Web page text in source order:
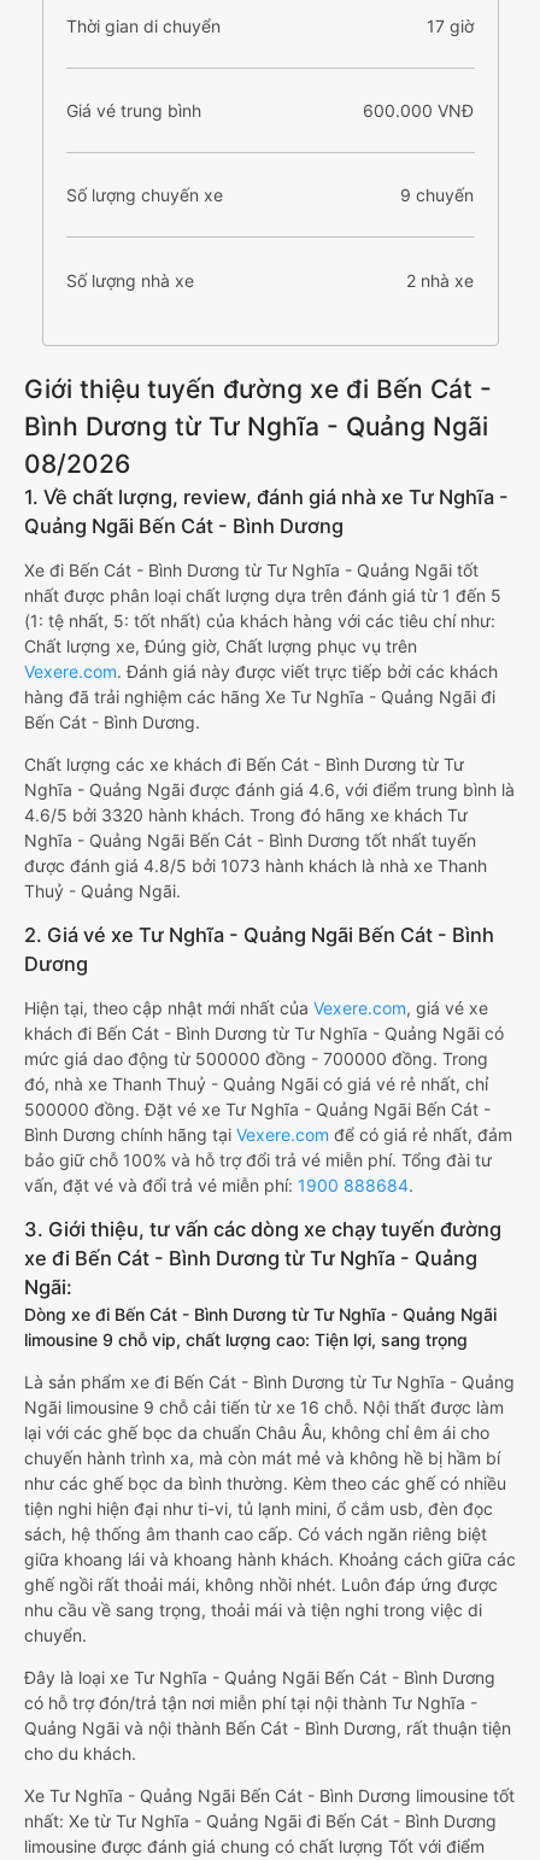
Thời gian di chuyển 17 giờ
Giá vé trung bình 600.000 VNĐ
Số lượng chuyến xe 9 chuyến
Số lượng nhà xe 2 nhà xe
Giới thiệu tuyến đường xe đi Bến Cát -
Bình Dương từ Tư Nghĩa - Quảng Ngãi
08/2026
1. Về chất lượng, review, đánh giá nhà xe Tư Nghĩa -
Quảng Ngãi Bến Cát - Bình Dương
Xe đi Bến Cát - Bình Dương từ Tư Nghĩa - Quảng Ngãi tốt
nhất được phân loại chất lượng dựa trên đánh giá từ 1 đến 5
(1: tệ nhất, 5: tốt nhất) của khách hàng với các tiêu chí như:
Chất lượng xe, Đúng giờ, Chất lượng phục vụ trên
Vexere.com. Đánh giá này được viết trực tiếp bởi các khách
hàng đã trải nghiệm các hãng Xe Tư Nghĩa - Quảng Ngãi đi
Bến Cát - Bình Dương.
Chất lượng các xe khách đi Bến Cát - Bình Dương từ Tư
Nghĩa - Quảng Ngãi được đánh giá 4.6, với điểm trung bình là
4.6/5 bởi 3320 hành khách. Trong đó hãng xe khách Tư
Nghĩa - Quảng Ngãi Bến Cát - Bình Dương tốt nhất tuyến
được đánh giá 4.8/5 bởi 1073 hành khách là nhà xe Thanh
Thuỷ - Quảng Ngãi.
2. Giá vé xe Tư Nghĩa - Quảng Ngãi Bến Cát - Bình
Dương
Hiện tại, theo cập nhật mới nhất của Vexere.com, giá vé xe
khách đi Bến Cát - Bình Dương từ Tư Nghĩa - Quảng Ngãi có
mức giá dao động từ 500000 đồng - 700000 đồng. Trong
đó, nhà xe Thanh Thuỷ - Quảng Ngãi có giá vé rẻ nhất, chỉ
500000 đồng. Đặt vé xe Tư Nghĩa - Quảng Ngãi Bến Cát -
Bình Dương chính hãng tại Vexere.com để có giá rẻ nhất, đảm
bảo giữ chỗ 100% và hỗ trợ đổi trả vé miễn phí. Tổng đài tư
vấn, đặt vé và đổi trả vé miễn phí: 1900 888684.
3. Giới thiệu, tư vấn các dòng xe chạy tuyến đường
xe đi Bến Cát - Bình Dương từ Tư Nghĩa - Quảng
Ngãi:
Dòng xe đi Bến Cát - Bình Dương từ Tư Nghĩa - Quảng Ngãi
limousine 9 chỗ vip, chất lượng cao: Tiện lợi, sang trọng
Là sản phẩm xe đi Bến Cát - Bình Dương từ Tư Nghĩa - Quảng
Ngãi limousine 9 chỗ cải tiến từ xe 16 chỗ. Nội thất được làm
lại với các ghế bọc da chuẩn Châu Âu, không chỉ êm ái cho
chuyến hành trình xa, mà còn mát mẻ và không hề bị hầm bí
như các ghế bọc da bình thường. Kèm theo các ghế có nhiều
tiện nghi hiện đại như ti-vi, tủ lạnh mini, ổ cắm usb, đèn đọc
sách, hệ thống âm thanh cao cấp. Có vách ngăn riêng biệt
giữa khoang lái và khoang hành khách. Khoảng cách giữa các
ghế ngồi rất thoải mái, không nhồi nhét. Luôn đáp ứng được
nhu cầu về sang trọng, thoải mái và tiện nghi trong việc di
chuyển.
Đây là loại xe Tư Nghĩa - Quảng Ngãi Bến Cát - Bình Dương
có hỗ trợ đón/trả tận nơi miễn phí tại nội thành Tư Nghĩa -
Quảng Ngãi và nội thành Bến Cát - Bình Dương, rất thuận tiện
cho du khách.
Xe Tư Nghĩa - Quảng Ngãi Bến Cát - Bình Dương limousine tốt
nhất: Xe từ Tư Nghĩa - Quảng Ngãi đi Bến Cát - Bình Dương
limousine được đánh giá chung có chất lượng Tốt với điểm